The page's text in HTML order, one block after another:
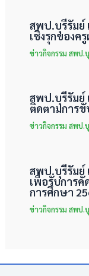
สพป.บุรีรัมย์
เชิงรุกของค
ข่าวกิจกรรม สพป.
สพป.บุรีรัมย์
ติดตามการ
ข่าวกิจกรรม สพป.
สพป.บุรีรัมย์
เพื่อรับการคั
การศึกษา
ข่าวกิจกรรม สพป.